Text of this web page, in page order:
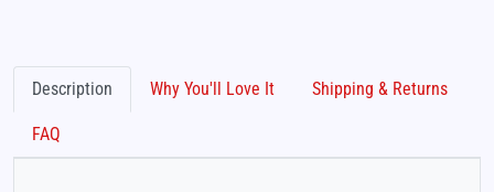
Description Why You'll Love It Shipping & Returns
FAQ